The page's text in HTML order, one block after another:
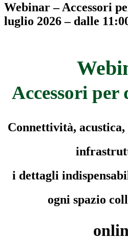
Webinar – Accessori
luglio 2026 – dalle
Accessori per
Connettività,
i dettagli
ogni spazio